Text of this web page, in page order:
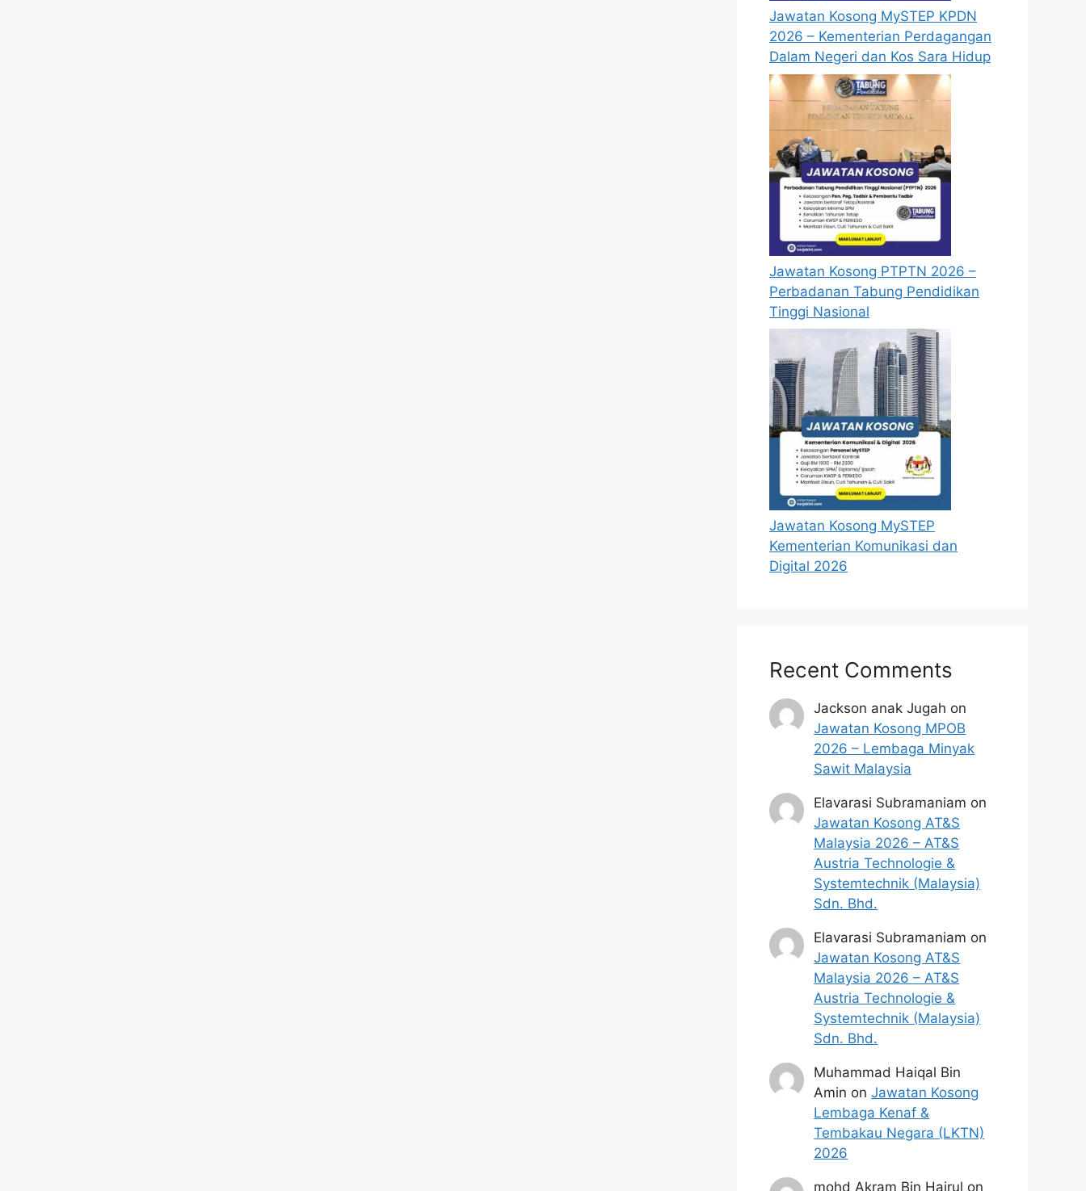
Jawatan Kosong MySTEP KPDN
2026 – Kementerian Perdagangan
Dalam Negeri dan Kos Sara Hidup
Jawatan Kosong PTPTN 2026 –
Perbadanan Tabung Pendidikan
Tinggi Nasional
Jawatan Kosong MySTEP
Kementerian Komunikasi dan
Digital 2026
Recent Comments
Jackson anak Jugah on
Jawatan Kosong MPOB
2026 – Lembaga Minyak
Sawit Malaysia
Elavarasi Subramaniam on
Jawatan Kosong AT&S
Malaysia 2026 – AT&S
Austria Technologie &
Systemtechnik (Malaysia)
Sdn. Bhd.
Elavarasi Subramaniam on
Jawatan Kosong AT&S
Malaysia 2026 – AT&S
Austria Technologie &
Systemtechnik (Malaysia)
Sdn. Bhd.
Muhammad Haiqal Bin
Amin onJawatan Kosong
Lembaga Kenaf &
Tembakau Negara (LKTN)
2026
mohd Akram Bin Hairul on